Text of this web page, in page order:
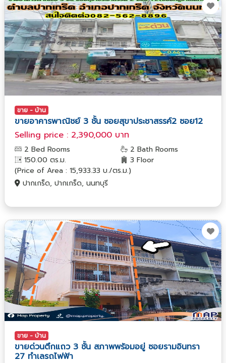
ขาย - บ้าน
ขายอาคารพาณิชย์ 3 ชั้น ซอยสุขาประชาสรรค์2 ซอย12
Selling price : 2,390,000 บาท
2 Bed Rooms
2 Bath Rooms
150.00 ตร.ม.
3 Floor
(Price of Area : 15,933.33 บ./ตร.ม.)
ปากเกร็ด, ปากเกร็ด, นนทบุรี
ขาย - บ้าน
ขายด่วนตึกแถว 3 ชั้น สภาพพร้อมอยู่ ซอยรามอินทรา
27 ทำเลรถไฟฟ้า